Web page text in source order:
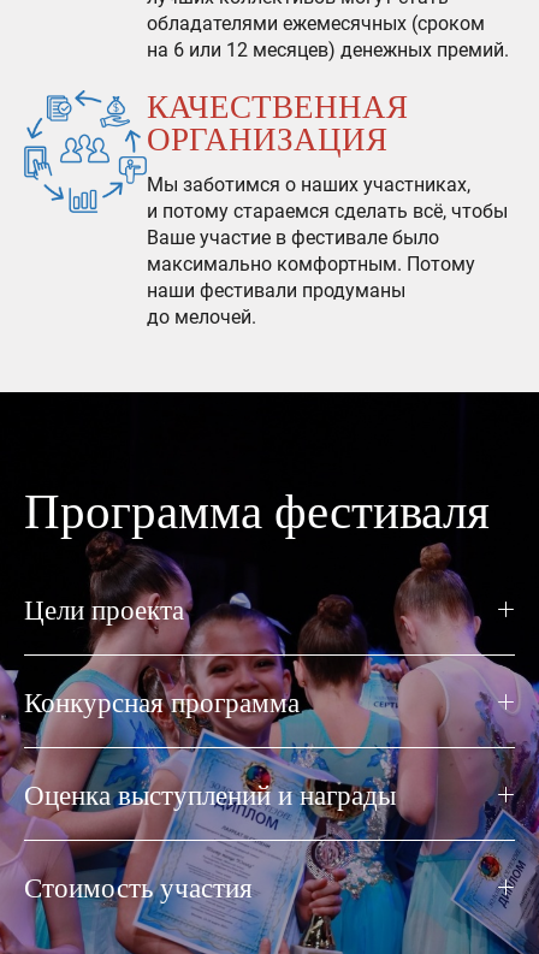
обладателями ежемесячных (сроком
на 6 или 12 месяцев) денежных премий.
КАЧЕСТВЕННАЯ
ОРГАНИЗАЦИЯ
Мы заботимся о наших участниках,
и потому стараемся сделать всё, чтобы
Ваше участие в фестивале было
максимально комфортным. Потому
наши фестивали продуманы
до мелочей.
Программа фестиваля
Цели проекта
Конкурсная программа
Оценка выступлений и награды
Стоимость участия